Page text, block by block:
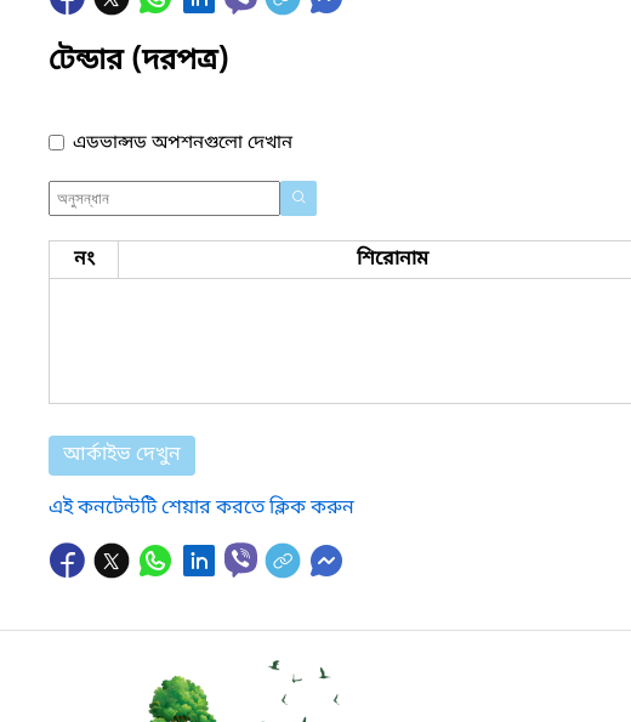
টেন্ডার (দরপত্র)
এডভান্সড অপশনগুলো দেখান
নং শিরোনাম
আর্কাইভ দেখুন
এই কনটেন্টটি শেয়ার করতে ক্লিক করুন